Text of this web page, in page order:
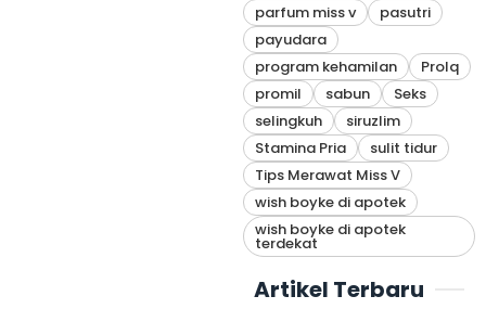
parfum miss v
pasutri
payudara
program kehamilan
Prolq
promil
sabun
Seks
selingkuh
siruzlim
Stamina Pria
sulit tidur
Tips Merawat Miss V
wish boyke di apotek
wish boyke di apotek
terdekat
Artikel Terbaru